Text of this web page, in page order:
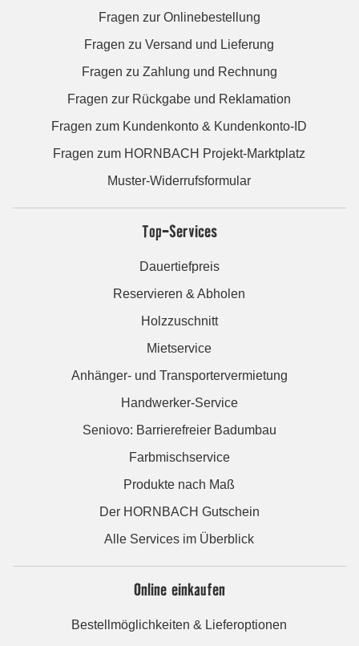
Fragen zur Onlinebestellung
Fragen zu Versand und Lieferung
Fragen zu Zahlung und Rechnung
Fragen zur Rückgabe und Reklamation
Fragen zum Kundenkonto & Kundenkonto-ID
Fragen zum HORNBACH Projekt-Marktplatz
Muster-Widerrufsformular
Top-Services
Dauertiefpreis
Reservieren & Abholen
Holzzuschnitt
Mietservice
Anhänger- und Transportervermietung
Handwerker-Service
Seniovo: Barrierefreier Badumbau
Farbmischservice
Produkte nach Maß
Der HORNBACH Gutschein
Alle Services im Überblick
Online einkaufen
Bestellmöglichkeiten & Lieferoptionen